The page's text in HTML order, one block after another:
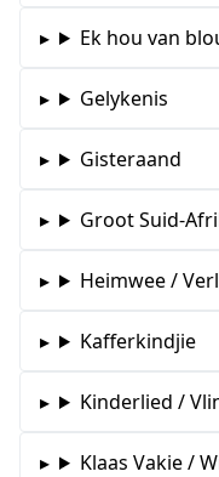
Ek hou van
Gelykenis
Gisteraand
Groot Suid-
Heimwee /
Kafferkindjie
Kinderlied /
Klaas Vakie /